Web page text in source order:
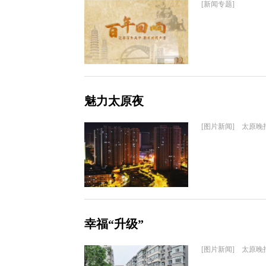
[新闻专题]
魅力太原夜
[图片新闻] 太原晚
幸福“升级”
[图片新闻] 太原晚